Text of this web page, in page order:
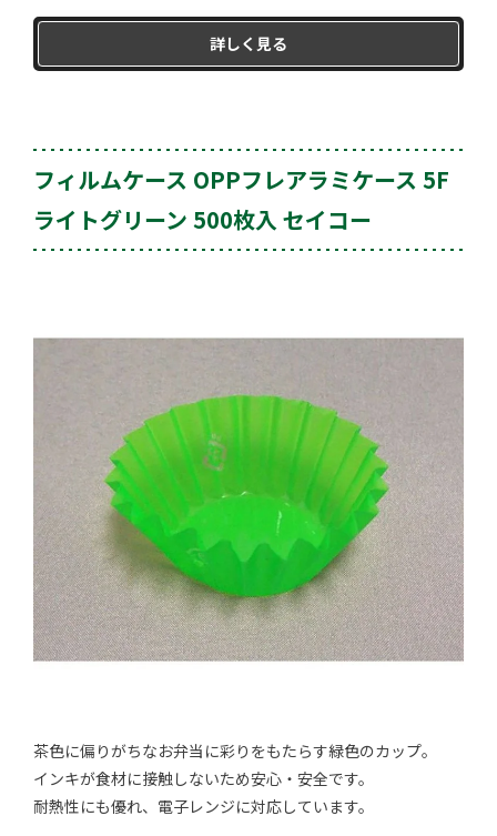
詳しく見る
フィルムケース OPPフレアラミケース 5F
ライトグリーン 500枚入 セイコー
茶色に偏りがちなお弁当に彩りをもたらす緑色のカップ。
インキが食材に接触しないため安心・安全です。
耐熱性にも優れ、電子レンジに対応しています。